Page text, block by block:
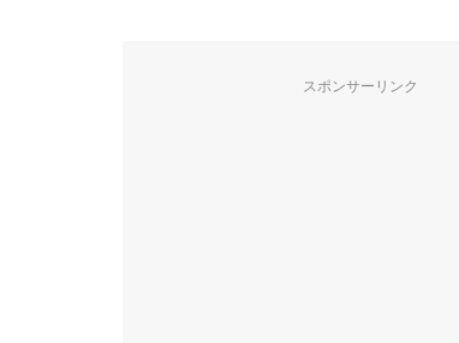
スポンサーリンク